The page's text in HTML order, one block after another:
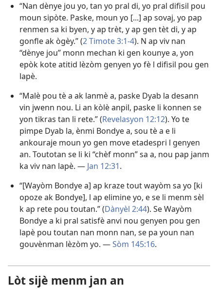
“Nan dènye jou yo, tan yo pral di, yo pral difisil pou
moun sipòte. Paske, moun yo [...] ap sovaj, yo pap
renmen sa ki byen, y ap trèt, y ap gen tèt di, y ap
gonfle ak ògèy.” (2 Timote 3:1-4). N ap viv nan
“dènye jou” monn mechan ki gen kounye a, yon
epòk kote atitid lèzòm genyen yo fè l difisil pou gen
lapè.
“Malè pou tè a ak lanmè a, paske Dyab la desann
vin jwenn nou. Li an kòlè anpil, paske li konnen se
yon tikras tan li rete.” (Revelasyon 12:12). Yo te
pimpe Dyab la, ènmi Bondye a, sou tè a e li
ankouraje moun yo gen move etadespri l genyen
an. Toutotan se li ki “chèf monn” sa a, nou pap janm
ka viv nan lapè. — Jan 12:31.
“[Wayòm Bondye a] ap kraze tout wayòm sa yo [ki
opoze ak Bondye], l ap elimine yo, e se li menm sèl
k ap rete pou toutan.” (Dànyèl 2:44). Se Wayòm
Bondye a ki pral satisfè anvi nou genyen pou gen
lapè pou toutan nan monn nan, se pa youn nan
gouvènman lèzòm yo. —Sòm 145:16.
Lòt sijè menm jan an